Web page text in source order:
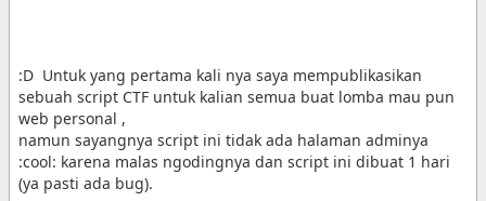
:D Untuk yang pertama kali nya saya mempublikasikan
sebuah script CTF untuk kalian semua buat lomba mau pun
web personal ,
namun sayangnya script ini tidak ada halaman adminya
:cool: karena malas ngodingnya dan script ini dibuat 1 hari
(ya pasti ada bug).